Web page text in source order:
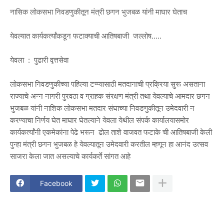
नासिक लोकसभा निवडणुकीतून मंत्री छगन भुजबळ यांनी माघार घेताच
येवल्यात कार्यकर्त्यांकडून फटाक्याची आतिषबाजी जल्लोष.....
येवला : पुढारी वृत्तसेवा
लोकसभा निवडणुकीच्या पहिल्या टप्प्यासाठी मतदानाची प्रक्रिया सुरू असताना
राज्याचे अन्न नागरी पुरवठा व ग्राहक संरक्षण मंत्री तथा येवल्याचे आमदार छगन
भुजबळ यांनी नाशिक लोकसभा मतदार संघाच्या निवडणुकीतून उमेदवारी न
करण्याचा निर्णय घेत माघार घेतल्याने येवला येथील संपर्क कार्यालयासमोर
कार्यकर्त्यांनी एकमेकांना पेढे भरून ढोल ताशे वाजवत फटाके ची आतिषबाजी केली
पुन्हा मंत्री छगन भुजबळ हे येवल्यातून उमेदवारी करतील म्हणून हा आनंद उत्सव
साजरा केला जात असल्याचे कार्यकर्ते सांगत आहे
Facebook